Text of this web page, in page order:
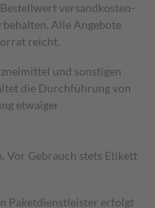
Bestell­wert versand­kosten­
Alle Angebote
reicht.
und sonstigen
die Durchführung von
etwaiger
Vor Gebrauch stets Etikett
Paketdienstleister erfolgt